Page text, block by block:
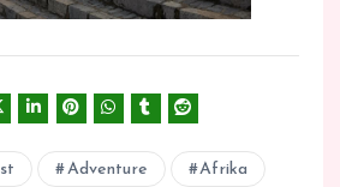
Adventure Afrika